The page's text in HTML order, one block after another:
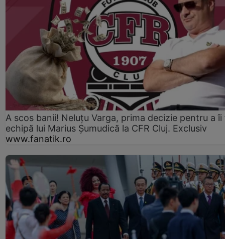
A scos banii! Neluțu Varga, prima decizie pentru a îi
echipă lui Marius Șumudică la CFR Cluj. Exclusiv
www.fanatik.ro